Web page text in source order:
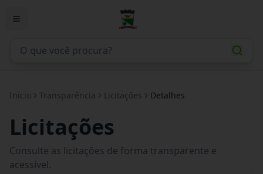
Início Transparência Licitações Detalhes
Licitações
Consulte as licitações de forma transparente e
acessível.